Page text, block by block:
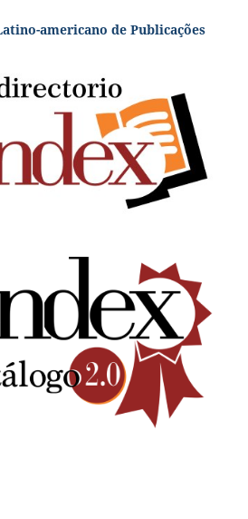
americano de Publicações